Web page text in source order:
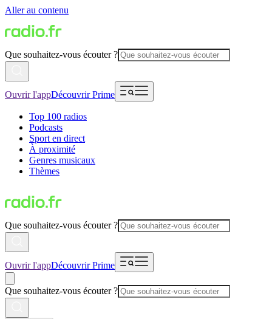
Aller au contenu
Que souhaitez-vous écouter ?
Ouvrir l'appDécouvrir Prime
Top 100 radios
Podcasts
Sport en direct
À proximité
Genres musicaux
Thèmes
Que souhaitez-vous écouter ?
Ouvrir l'appDécouvrir Prime
Que souhaitez-vous écouter ?